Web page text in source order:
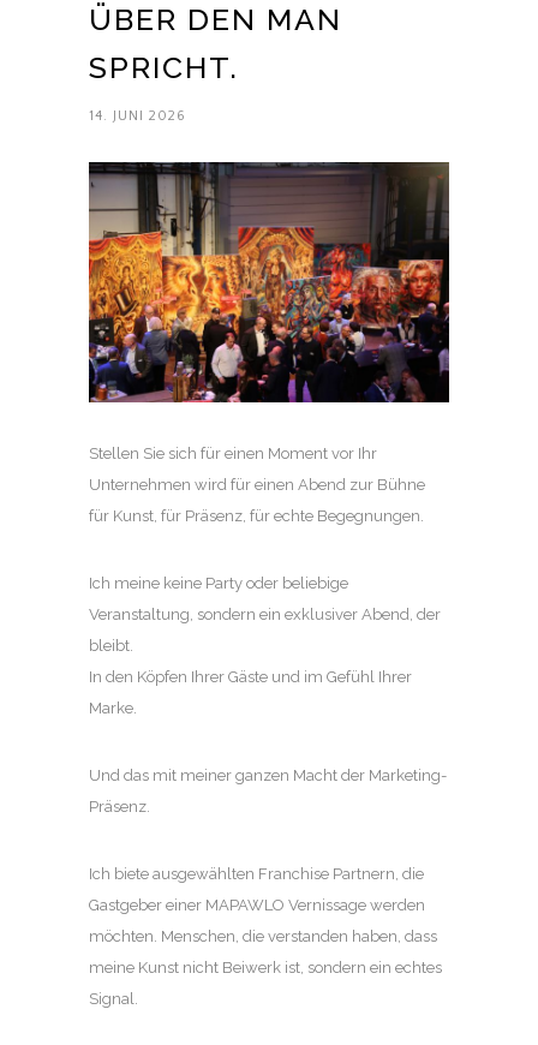
ÜBER DEN MAN
SPRICHT.
14. JUNI 2026
Stellen Sie sich für einen Moment vor Ihr
Unternehmen wird für einen Abend zur Bühne
für Kunst, für Präsenz, für echte Begegnungen.
Ich meine keine Party oder beliebige
Veranstaltung, sondern ein exklusiver Abend, der
bleibt.
In den Köpfen Ihrer Gäste und im Gefühl Ihrer
Marke.
Und das mit meiner ganzen Macht der Marketing-
Präsenz.
Ich biete ausgewählten Franchise Partnern, die
Gastgeber einer MAPAWLO Vernissage werden
möchten. Menschen, die verstanden haben, dass
meine Kunst nicht Beiwerk ist, sondern ein echtes
Signal.